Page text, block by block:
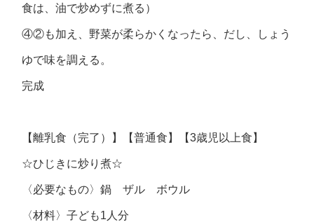
食は、油で炒めずに煮る）
④②も加え、野菜が柔らかくなったら、だし、しょう
ゆで味を調える。
完成
【離乳食（完了）】【普通食】【3歳児以上食】
☆ひじきに炒り煮☆
〈必要なもの〉鍋 ザル ボウル
〈材料〉子ども1人分